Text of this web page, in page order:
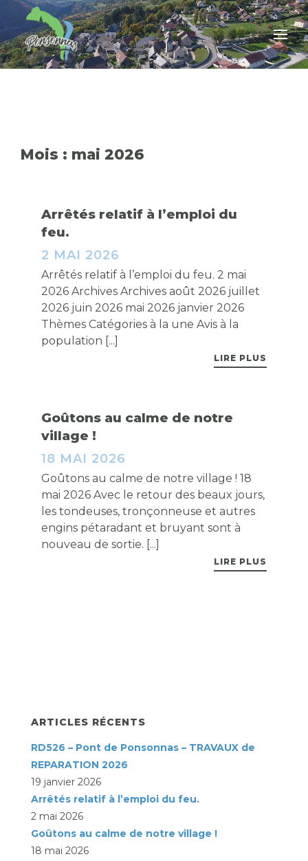
Mois : mai 2026
Arrêtés relatif à l’emploi du
feu.
2 MAI 2026
Arrêtés relatif à l’emploi du feu. 2 mai
2026 Archives Archives août 2026 juillet
2026 juin 2026 mai 2026 janvier 2026
Thèmes Catégories à la une Avis à la
population [...]
LIRE PLUS
Goûtons au calme de notre
village !
18 MAI 2026
Goûtons au calme de notre village ! 18
mai 2026 Avec le retour des beaux jours,
les tondeuses, tronçonneuse et autres
engins pétaradant et bruyant sont à
nouveau de sortie. [...]
LIRE PLUS
ARTICLES RÉCENTS
RD526 – Pont de Ponsonnas – TRAVAUX de
REPARATION 2026
19 janvier 2026
Arrêtés relatif à l’emploi du feu.
2 mai 2026
Goûtons au calme de notre village !
18 mai 2026